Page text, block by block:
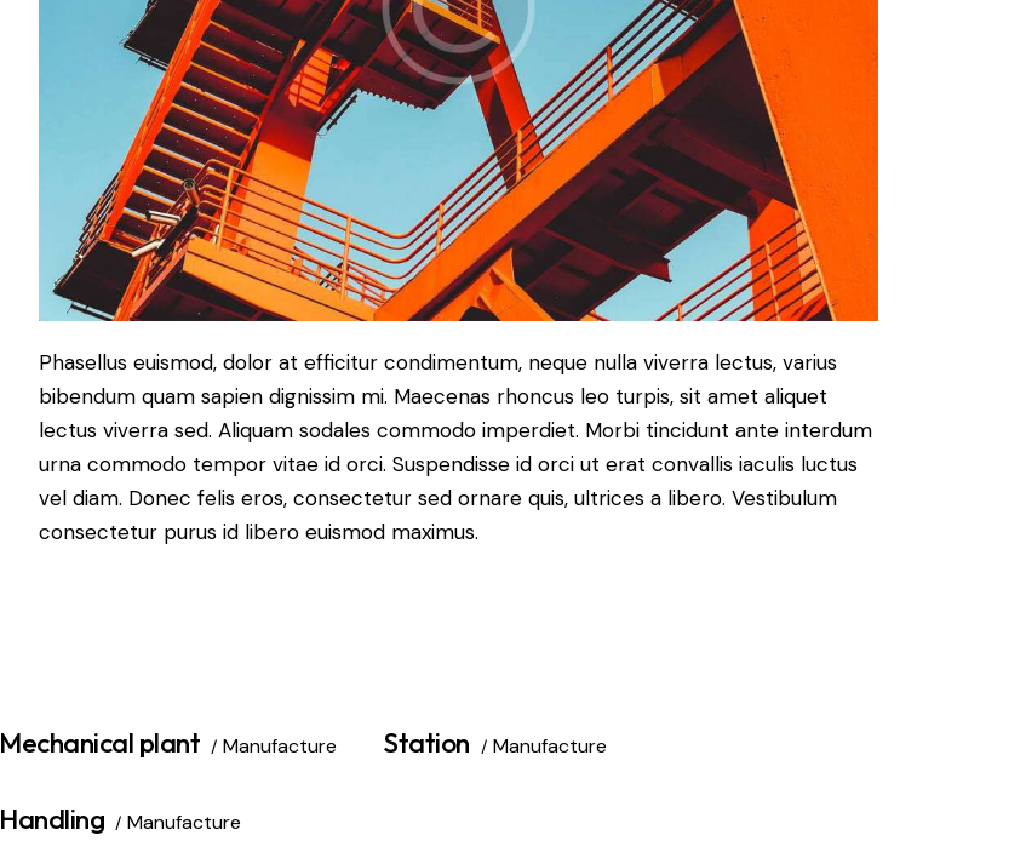
Phasellus euismod, dolor at efficitur condimentum, neque nulla viverra lectus, varius
bibendum quam sapien dignissim mi. Maecenas rhoncus leo turpis, sit amet aliquet
lectus viverra sed. Aliquam sodales commodo imperdiet. Morbi tincidunt ante interdum
urna commodo tempor vitae id orci. Suspendisse id orci ut erat convallis iaculis luctus
vel diam. Donec felis eros, consectetur sed ornare quis, ultrices a libero. Vestibulum
consectetur purus id libero euismod maximus.
Manufacture
Mechanical plant Manufacture
Station
Manufacture
Handling